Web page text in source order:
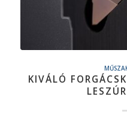
KIVÁLÓ